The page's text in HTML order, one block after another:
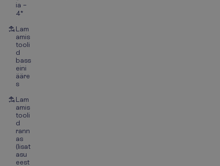
ia –
4*
Lam
amis
tooli
d
bass
eini
ääre
s
Lam
amis
tooli
d
rann
as
(lisat
asu
eest